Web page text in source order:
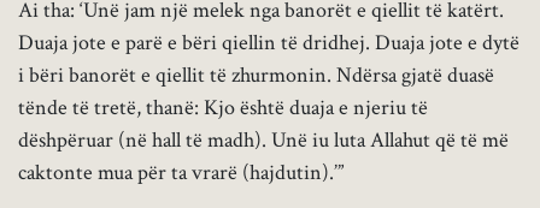
Ai tha: ‘Unë jam një melek nga banorët e qiellit të katërt.
Duaja jote e parë e bëri qiellin të dridhej. Duaja jote e dytë
i bëri banorët e qiellit të zhurmonin. Ndërsa gjatë duasë
tënde të tretë, thanë: Kjo është duaja e njeriu të
dëshpëruar (në hall të madh). Unë iu luta Allahut që të më
caktonte mua për ta vrarë (hajdutin).’”